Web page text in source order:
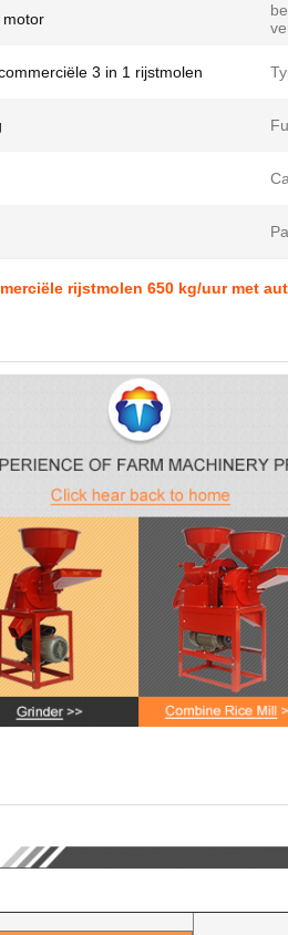
motor
3 in 1 rijstmolen
rijstmolen 650 kg/uur met